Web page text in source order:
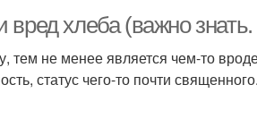
хлеба (важно знать.
тем не менее является чем-то
статус чего-то почти